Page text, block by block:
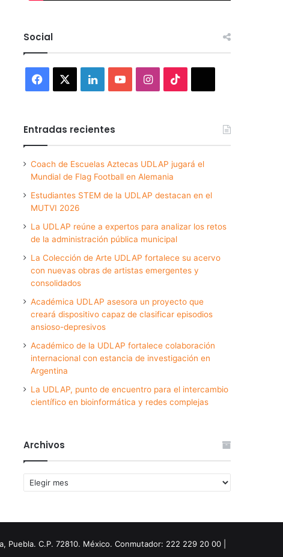
Social
Facebook LinkedInYouTubeInstagram
Entradas recientes
Coach de Escuelas Aztecas UDLAP jugará el
Mundial de Flag Football en Alemania
Estudiantes STEM de la UDLAP destacan en el
MUTVI 2026
La UDLAP reúne a expertos para analizar los retos
de la administración pública municipal
La Colección de Arte UDLAP fortalece su acervo
con nuevas obras de artistas emergentes y
consolidados
Académica UDLAP asesora un proyecto que
creará dispositivo capaz de clasificar episodios
ansioso-depresivos
Académico de la UDLAP fortalece colaboración
internacional con estancia de investigación en
Argentina
La UDLAP, punto de encuentro para el intercambio
científico en bioinformática y redes complejas
Archivos
Archivos
C.P. 72810. México. Conmutador: 222 229 20 00 |